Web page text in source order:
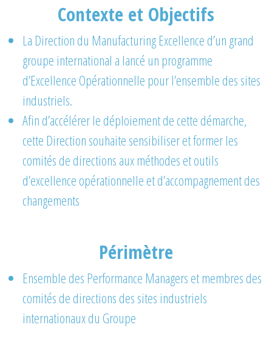
Contexte et Objectifs
La Direction du Manufacturing Excellence d’un grand
groupe international a lancé un programme
d’Excellence Opérationnelle pour l’ensemble des sites
industriels.
Afin d’accélérer le déploiement de cette démarche,
cette Direction souhaite sensibiliser et former les
comités de directions aux méthodes et outils
d’excellence opérationnelle et d’accompagnement des
changements
Périmètre
Ensemble des Performance Managers et membres des
comités de directions des sites industriels
internationaux du Groupe